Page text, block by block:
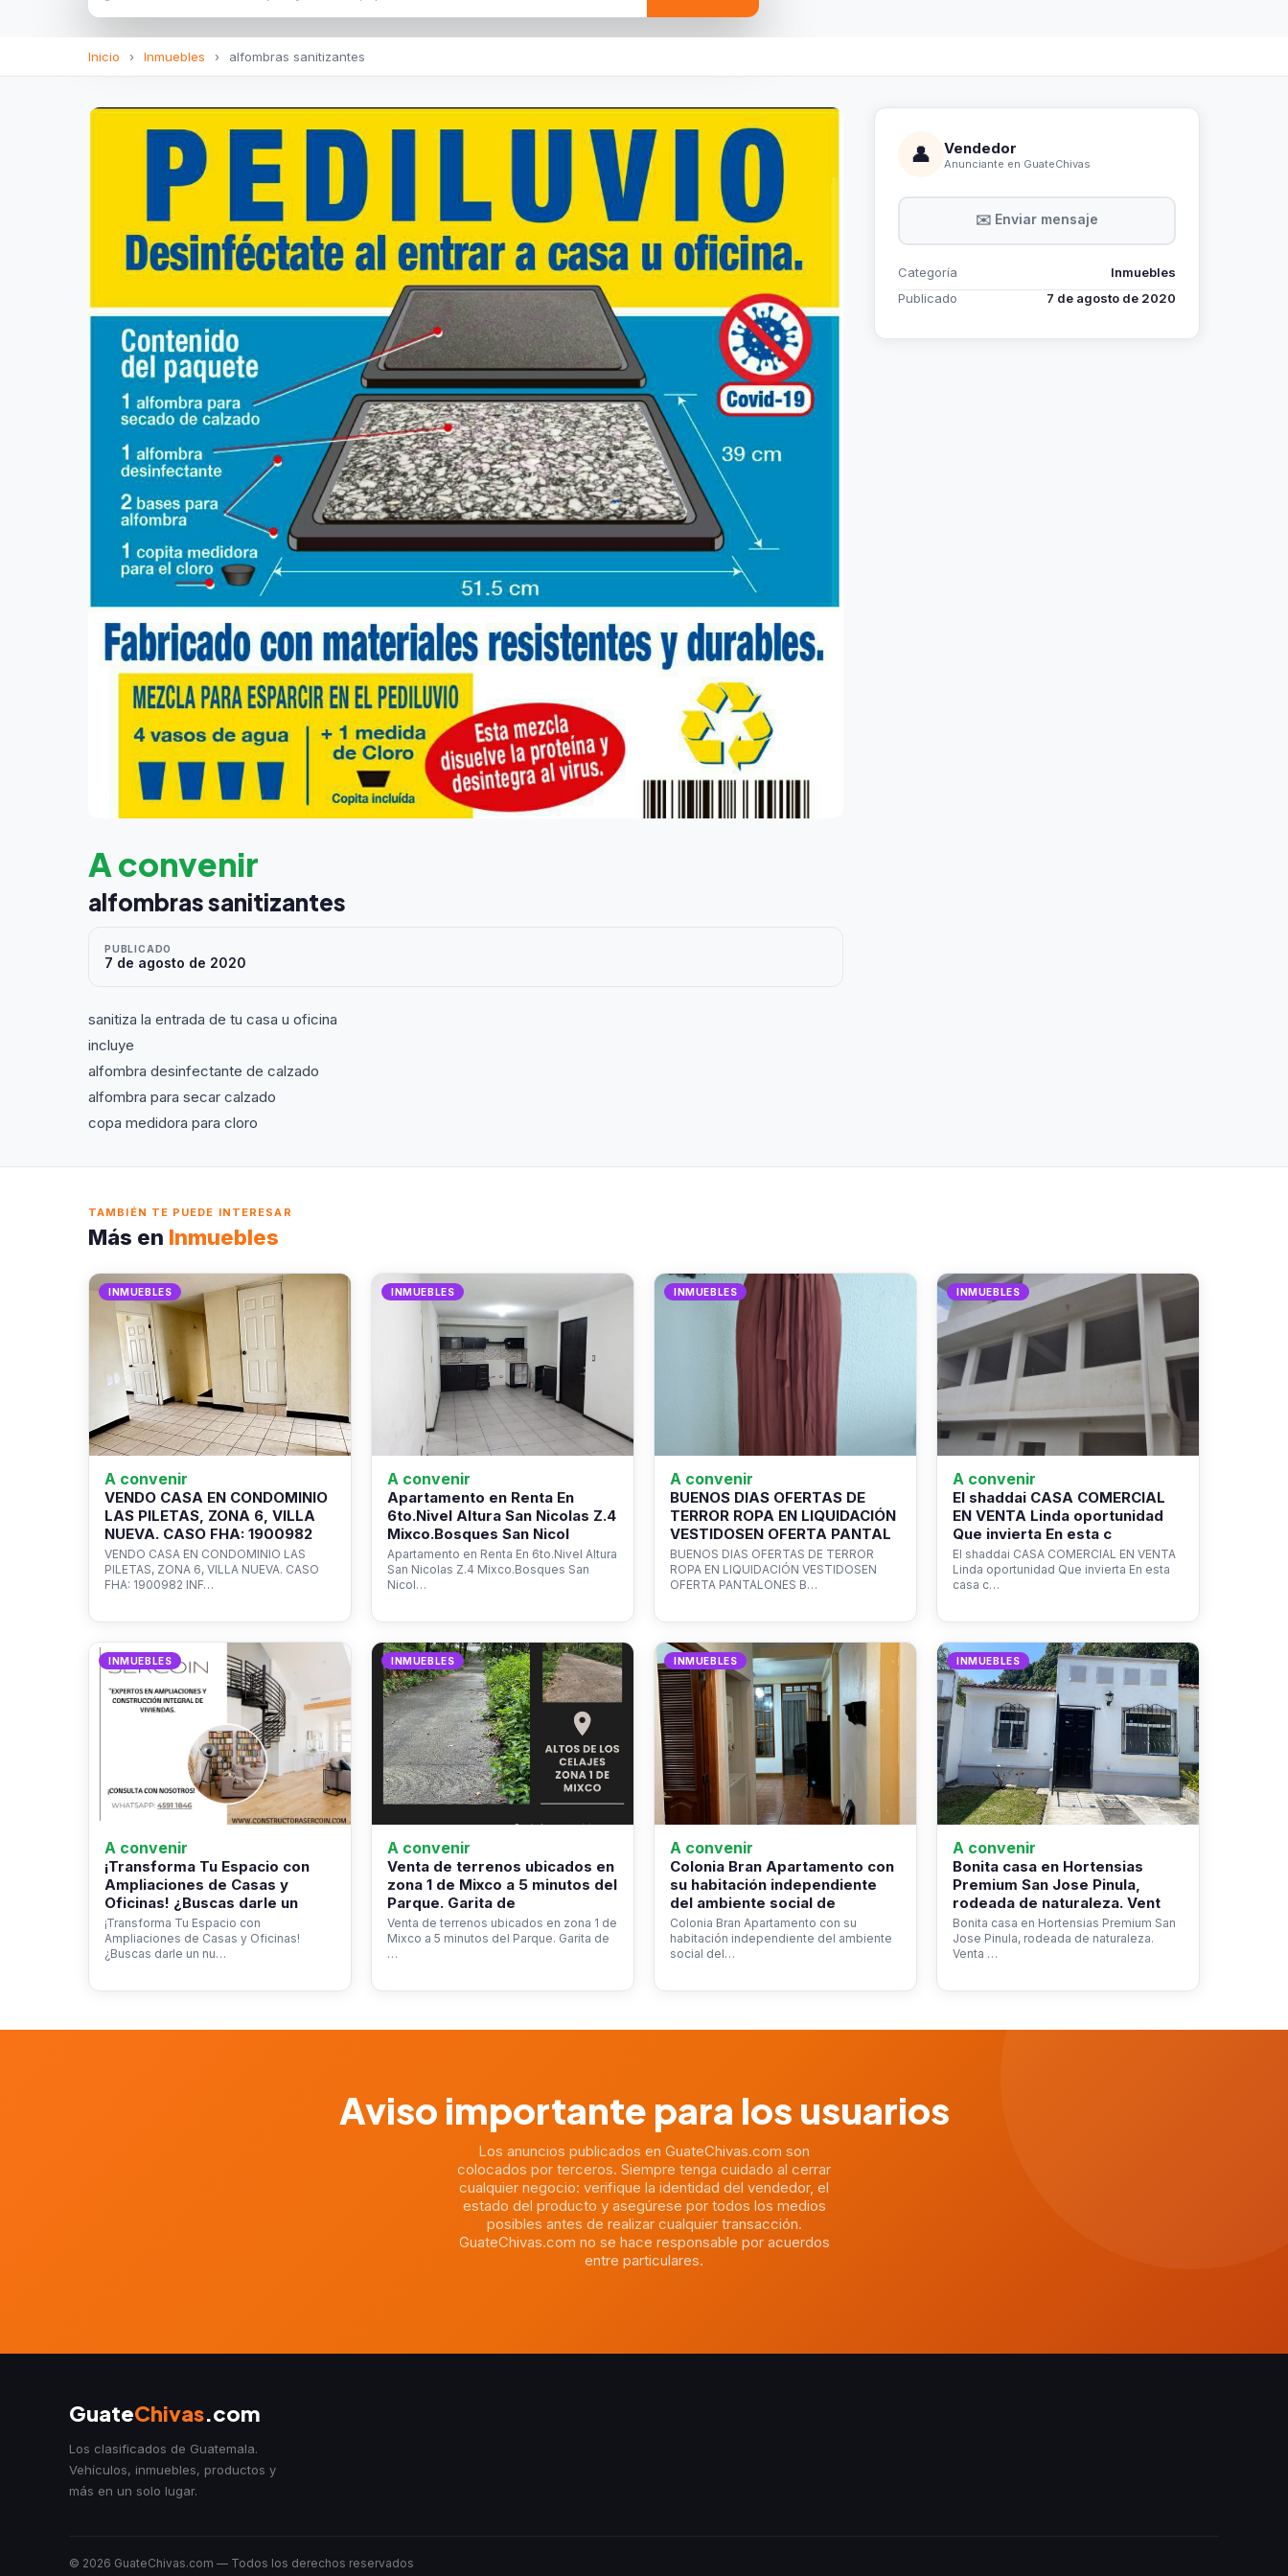
Inicio › Inmuebles › alfombras sanitizantes
A convenir
alfombras sanitizantes
PUBLICADO
7 de agosto de 2020
sanitiza la entrada de tu casa u oficina
incluye
alfombra desinfectante de calzado
alfombra para secar calzado
copa medidora para cloro
👤 Vendedor
Anunciante en GuateChivas
✉️ Enviar mensaje
Categoría
Inmuebles
Publicado
7 de agosto de 2020
TAMBIÉN TE PUEDE INTERESAR
Más en Inmuebles
INMUEBLES
A convenir
VENDO CASA EN CONDOMINIO
LAS PILETAS, ZONA 6, VILLA
NUEVA. CASO FHA: 1900982
VENDO CASA EN CONDOMINIO LAS
PILETAS, ZONA 6, VILLA NUEVA. CASO
FHA: 1900982 INF…
INMUEBLES
A convenir
Apartamento en Renta En
6to.Nivel Altura San Nicolas Z.4
Mixco.Bosques San Nicol
Apartamento en Renta En 6to.Nivel Altura
San Nicolas Z.4 Mixco.Bosques San
Nicol…
INMUEBLES
A convenir
BUENOS DIAS OFERTAS DE
TERROR ROPA EN LIQUIDACIÓN
VESTIDOSEN OFERTA PANTAL
BUENOS DIAS OFERTAS DE TERROR
ROPA EN LIQUIDACIÓN VESTIDOSEN
OFERTA PANTALONES B…
INMUEBLES
A convenir
El shaddai CASA COMERCIAL
EN VENTA Linda oportunidad
Que invierta En esta c
El shaddai CASA COMERCIAL EN VENTA
Linda oportunidad Que invierta En esta
casa c…
INMUEBLES
A convenir
¡Transforma Tu Espacio con
Ampliaciones de Casas y
Oficinas! ¿Buscas darle un
¡Transforma Tu Espacio con
Ampliaciones de Casas y Oficinas!
¿Buscas darle un nu…
INMUEBLES
A convenir
Venta de terrenos ubicados en
zona 1 de Mixco a 5 minutos del
Parque. Garita de
Venta de terrenos ubicados en zona 1 de
Mixco a 5 minutos del Parque. Garita de
…
INMUEBLES
A convenir
Colonia Bran Apartamento con
su habitación independiente
del ambiente social de
Colonia Bran Apartamento con su
habitación independiente del ambiente
social del…
INMUEBLES
A convenir
Bonita casa en Hortensias
Premium San Jose Pinula,
rodeada de naturaleza. Vent
Bonita casa en Hortensias Premium San
Jose Pinula, rodeada de naturaleza.
Venta …
Aviso importante para los usuarios
Los anuncios publicados en GuateChivas.com son
colocados por terceros. Siempre tenga cuidado al cerrar
cualquier negocio: verifique la identidad del vendedor, el
estado del producto y asegúrese por todos los medios
posibles antes de realizar cualquier transacción.
GuateChivas.com no se hace responsable por acuerdos
entre particulares.
GuateChivas.com
Los clasificados de Guatemala.
Vehículos, inmuebles, productos y
más en un solo lugar.
© 2026 GuateChivas.com — Todos los derechos reservados